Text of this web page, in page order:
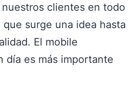
clientes en todo
surge una idea hasta
El mobile
día es más importante